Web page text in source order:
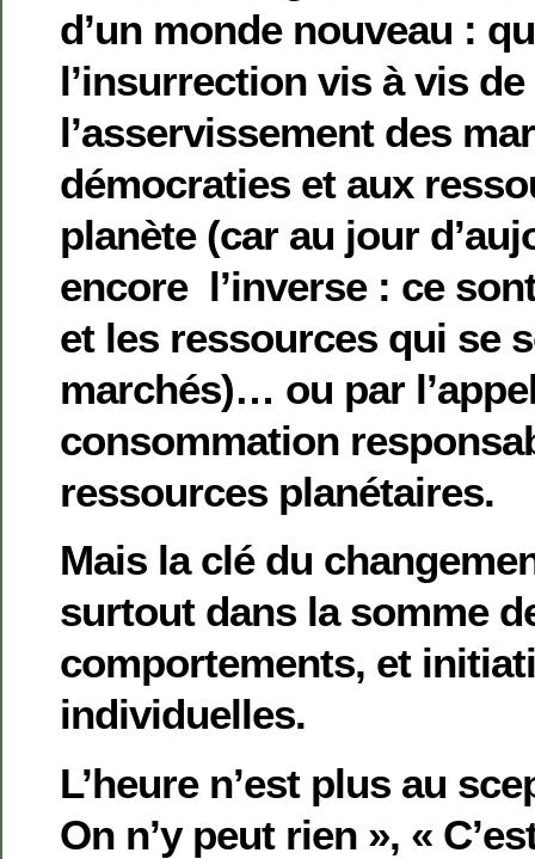
d’un monde nouveau :
l’insurrection vis à vis de
l’asservissement des
démocraties et aux
planète (car au jour
encore l’inverse : ce
et les ressources qui se
marchés)… ou par
consommation
ressources planétaires.
Mais la clé du
surtout dans la somme
comportements, et
individuelles.
L’heure n’est plus au
On n’y peut rien », «